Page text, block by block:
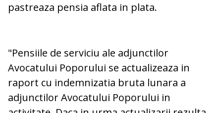
pastreaza pensia aflata in plata.
"Pensiile de serviciu ale adjunctilor
Avocatului Poporului se actualizeaza in
raport cu indemnizatia bruta lunara a
adjunctilor Avocatului Poporului in